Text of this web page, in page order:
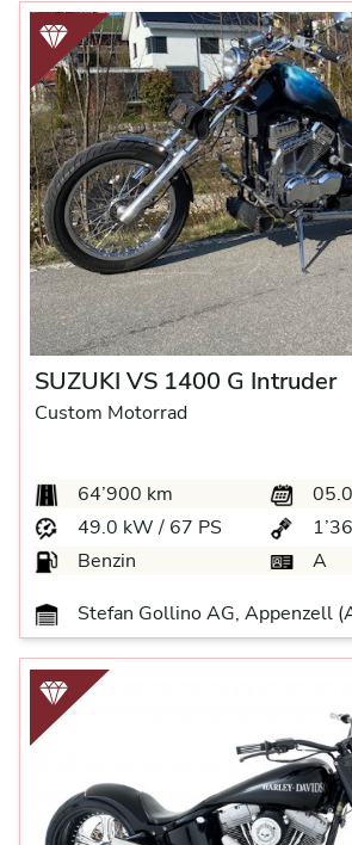
SUZUKI VS 1400 G Intruder
Custom Motorrad
64’900 km
49.0 kW / 67 PS
Benzin
A
Stefan Gollino AG, Appenzell